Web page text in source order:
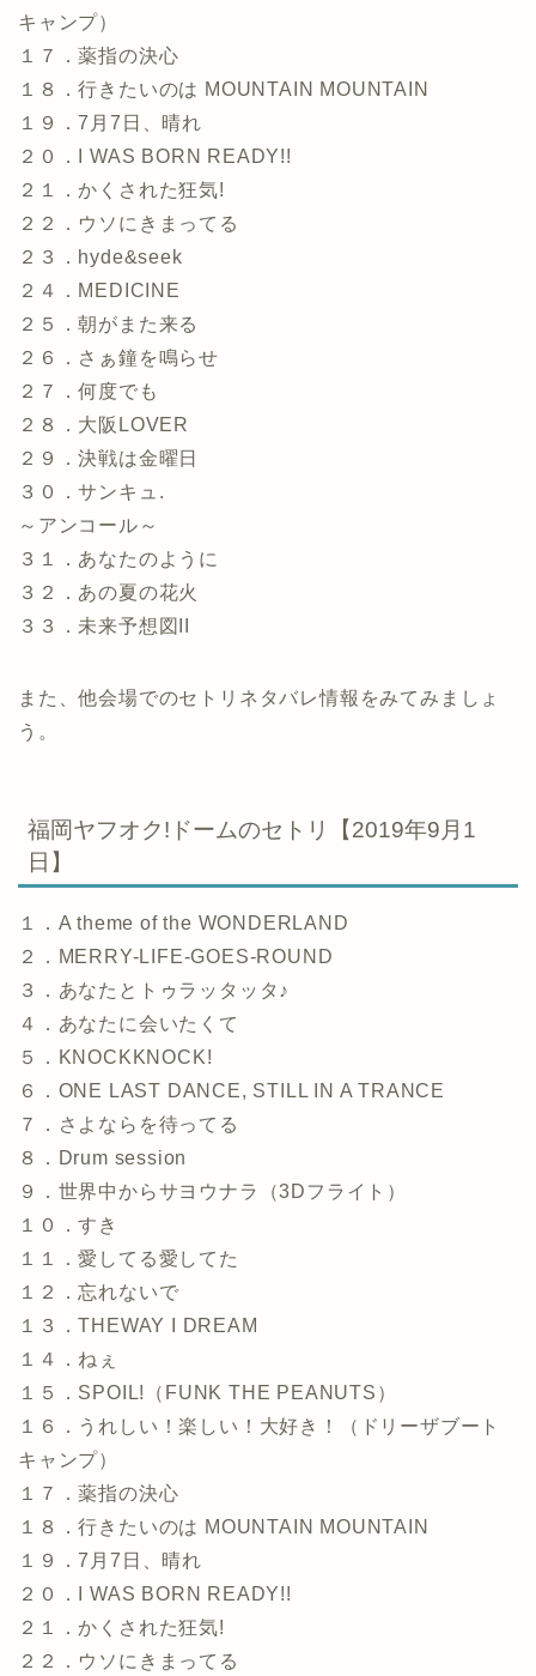
キャンプ）
１７．薬指の決心
１８．行きたいのは MOUNTAIN MOUNTAIN
１９．7月7日、晴れ
２０．I WAS BORN READY!!
２１．かくされた狂気!
２２．ウソにきまってる
２３．hyde&seek
２４．MEDICINE
２５．朝がまた来る
２６．さぁ鐘を鳴らせ
２７．何度でも
２８．大阪LOVER
２９．決戦は金曜日
３０．サンキュ.
～アンコール～
３１．あなたのように
３２．あの夏の花火
３３．未来予想図II
また、他会場でのセトリネタバレ情報をみてみましょ
う。
福岡ヤフオク!ドームのセトリ【2019年9月1
日】
１．A theme of the WONDERLAND
２．MERRY-LIFE-GOES-ROUND
３．あなたとトゥラッタッタ♪
４．あなたに会いたくて
５．KNOCKKNOCK!
６．ONE LAST DANCE, STILL IN A TRANCE
７．さよならを待ってる
８．Drum session
９．世界中からサヨウナラ（3Dフライト）
１０．すき
１１．愛してる愛してた
１２．忘れないで
１３．THEWAY I DREAM
１４．ねぇ
１５．SPOIL!（FUNK THE PEANUTS）
１６．うれしい！楽しい！大好き！（ドリーザブート
キャンプ）
１７．薬指の決心
１８．行きたいのは MOUNTAIN MOUNTAIN
１９．7月7日、晴れ
２０．I WAS BORN READY!!
２１．かくされた狂気!
２２．ウソにきまってる